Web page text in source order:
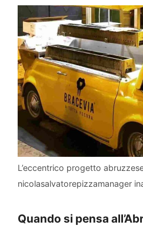
L’eccentrico progetto
nicolasalvatorepizzamanager
Quando si pensa